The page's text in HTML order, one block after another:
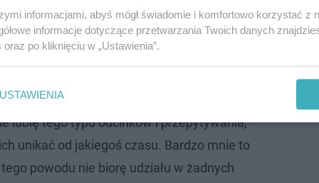
najnowszym filmem na kanale Wersow, swój głos
że nie chce pojawić się w tej serii i podała swój powód:
ale muszę Was zasmucić bo raczej
lubię tego typu odcinków i przepytywania,
unikać od jakiegoś czasu. Bardzo mnie to
powodu nie biorę udziału w żadnych
informacjami, abyś mógł świadomie i komfortowo korzystać z
informacje dotyczące przetwarzania Twoich danych
oraz po kliknięciu w „Ustawienia”.
USTAWIENIA